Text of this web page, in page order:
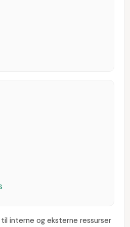
interne og eksterne ressurser